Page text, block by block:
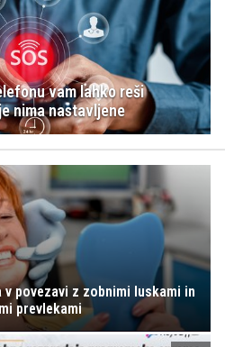
vam lahko reši
nima nastavljene
povezavi z zobnimi luskami in
prevlekami